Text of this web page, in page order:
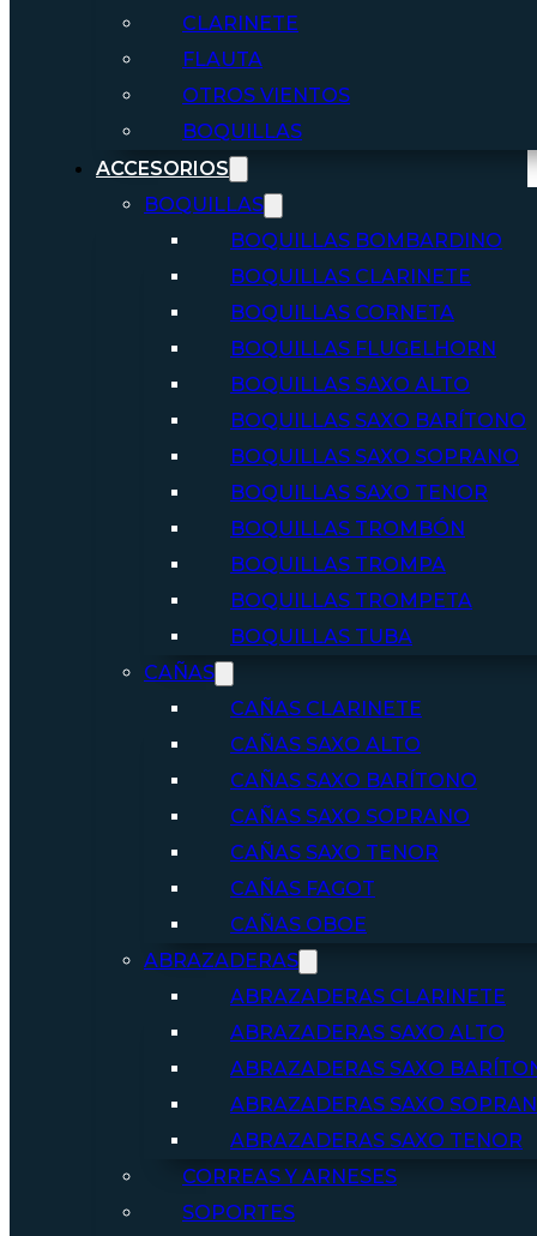
CLARINETE
FLAUTA
OTROS VIENTOS
BOQUILLAS
ACCESORIOS
BOQUILLAS
BOQUILLAS BOMBARDINO
BOQUILLAS CLARINETE
BOQUILLAS CORNETA
BOQUILLAS FLUGELHORN
BOQUILLAS SAXO ALTO
BOQUILLAS SAXO BARÍTONO
BOQUILLAS SAXO SOPRANO
BOQUILLAS SAXO TENOR
BOQUILLAS TROMBÓN
BOQUILLAS TROMPA
BOQUILLAS TROMPETA
BOQUILLAS TUBA
CAÑAS
CAÑAS CLARINETE
CAÑAS SAXO ALTO
CAÑAS SAXO BARÍTONO
CAÑAS SAXO SOPRANO
CAÑAS SAXO TENOR
CAÑAS FAGOT
CAÑAS OBOE
ABRAZADERAS
ABRAZADERAS CLARINETE
ABRAZADERAS SAXO ALTO
ABRAZADERAS SAXO
ABRAZADERAS SAXO
ABRAZADERAS SAXO TENOR
CORREAS Y ARNESES
SOPORTES